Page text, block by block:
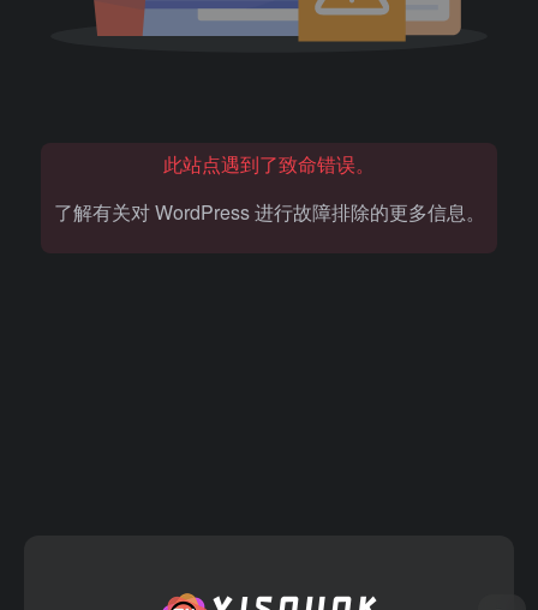
此站点遇到了致命错误。
了解有关对 WordPress 进行故障排除的更多信息。